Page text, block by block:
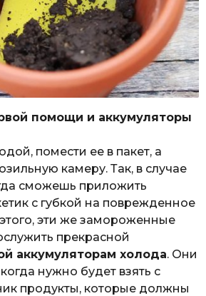
помощи и аккумуляторы
помести ее в пакет, а
камеру. Так, в случае
сможешь приложить
с губкой на поврежденное
эти же замороженные
прекрасной
аккумуляторам холода. Они
нужно будет взять с
продукты, которые должны